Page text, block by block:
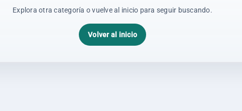
Explora otra categoría o vuelve al inicio para seguir buscando.
Volver al inicio